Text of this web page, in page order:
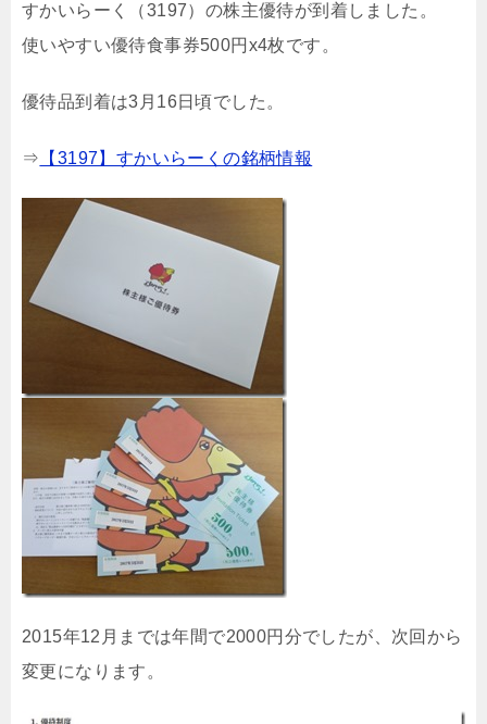
すかいらーく（3197）の株主優待が到着しました。
使いやすい優待食事券500円x4枚です。
優待品到着は3月16日頃でした。
⇒ 【3197】すかいらーくの銘柄情報
2015年12月までは年間で2000円分でしたが、次回から
変更になります。